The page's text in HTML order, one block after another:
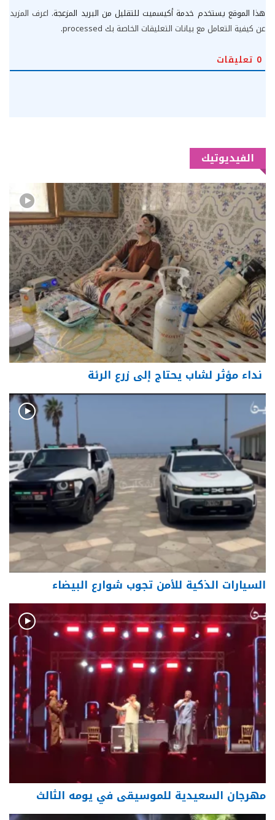
هذا الموقع يستخدم خدمة أكيسميت للتقليل من البريد المزعجة. اعرف المزيد
عن كيفية التعامل مع بيانات التعليقات الخاصة بك processed
.
0 تعليقات
الفيديوتيك
نداء مؤثر لشاب يحتاج إلى زرع الرئة
السيارات الذكية للأمن تجوب شوارع البيضاء
مهرجان السعيدية للموسيقى في يومه الثالث